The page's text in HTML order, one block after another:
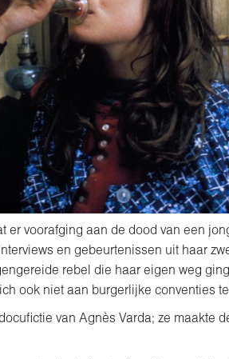
er voorafging aan de dood van een
en gebeurtenissen uit haar
rebel die haar eigen weg
ook niet aan burgerlijke conventies
van Agnès Varda; ze maakte